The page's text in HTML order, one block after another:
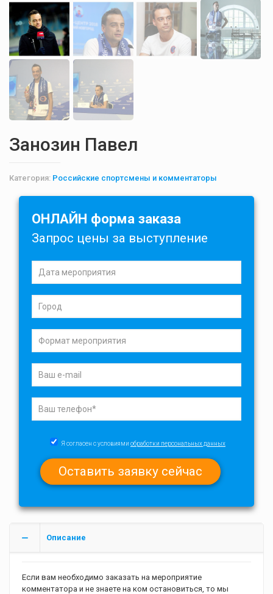
Занозин Павел
Категория: Российские спортсмены и комментаторы
ОНЛАЙН форма заказа
Запрос цены за выступление
Я согласен с условиями обработки персональных данных
Описание
Если вам необходимо заказать на мероприятие
комментатора и не знаете на ком остановиться, то мы